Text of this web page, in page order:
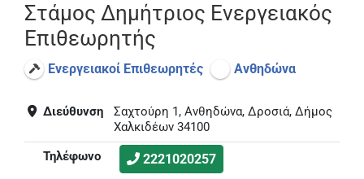
Στάμος Δημήτριος Ενεργειακός
Επιθεωρητής
Ενεργειακοί Επιθεωρητές Ανθηδώνα
Διεύθυνση
Σαχτούρη 1, Ανθηδώνα, Δροσιά, Δήμος
Χαλκιδέων 34100
Τηλέφωνο
2221020257